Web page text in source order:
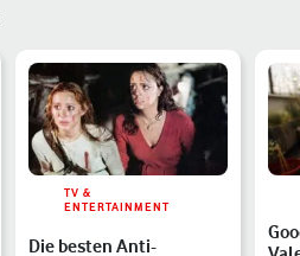
TV &
ENTERTAINMENT
Die besten Anti-